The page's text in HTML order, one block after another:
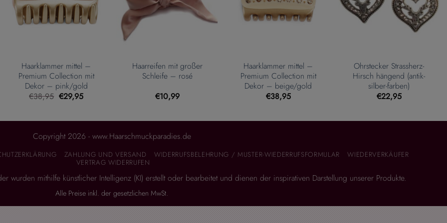
Haarklammer mittel –
Premium Collection mit
Dekor – pink/gold
€38,95 Ursprünglicher
Preis
€38,95
€29,95Aktueller
€29,95.
Haarreifen mit großer
Schleife – rosé
€10,99
Haarklammer mittel –
Premium Collection mit
Dekor – beige/gold
€38,95
Ohrstecker Strassherz-
Hirsch hängend (antik-
silber-farben)
€22,95
Copyright 2026 - www.Haarschmuckparadies.de
ZAHLUNG UND VERSAND WIDERRUFSBELEHRUNG / MUSTER-WIEDERRUFSFORMULAR
WIEDERVERKÄUFER
VERTRAG WIDERRUFEN
wurden mithilfe künstlicher Intelligenz (KI) erstellt oder bearbeitet und dienen der inspirativen Darstellung unserer Produkte.
Alle Preise inkl. der gesetzlichen MwSt.